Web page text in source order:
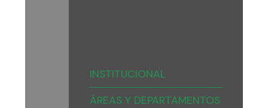
INSTITUCIONAL
ÁREAS Y DEPARTAMENTOS